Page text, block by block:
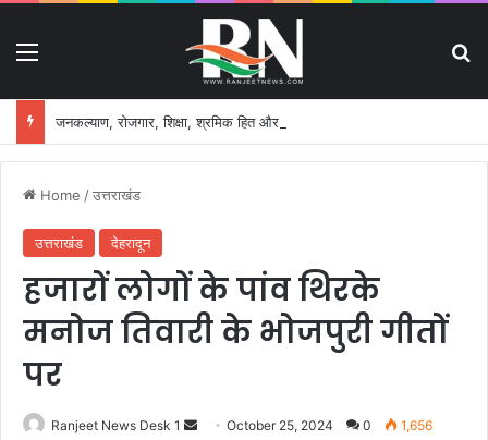
Home /उत्तराखंड
उत्तराखंड देहरादून
हजारों लोगों के पांव थिरके
मनोज तिवारी के भोजपुरी गीतों
पर
Ranjeet News Desk 1 October 25, 2024 0 1,656